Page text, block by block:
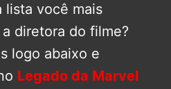
lista você mais
diretora do filme?
logo abaixo e
Legado da Marvel